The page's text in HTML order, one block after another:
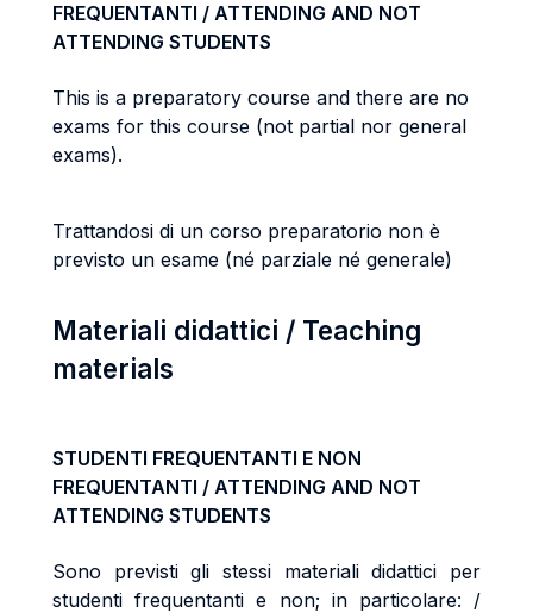
FREQUENTANTI / ATTENDING AND NOT
ATTENDING STUDENTS
This is a preparatory course and there are no
exams for this course (not partial nor general
exams).
Trattandosi di un corso preparatorio non è
previsto un esame (né parziale né generale)
Materiali didattici / Teaching
materials
STUDENTI FREQUENTANTI E NON
FREQUENTANTI / ATTENDING AND NOT
ATTENDING STUDENTS
Sono previsti gli stessi materiali didattici per
studenti frequentanti e non; in particolare: /